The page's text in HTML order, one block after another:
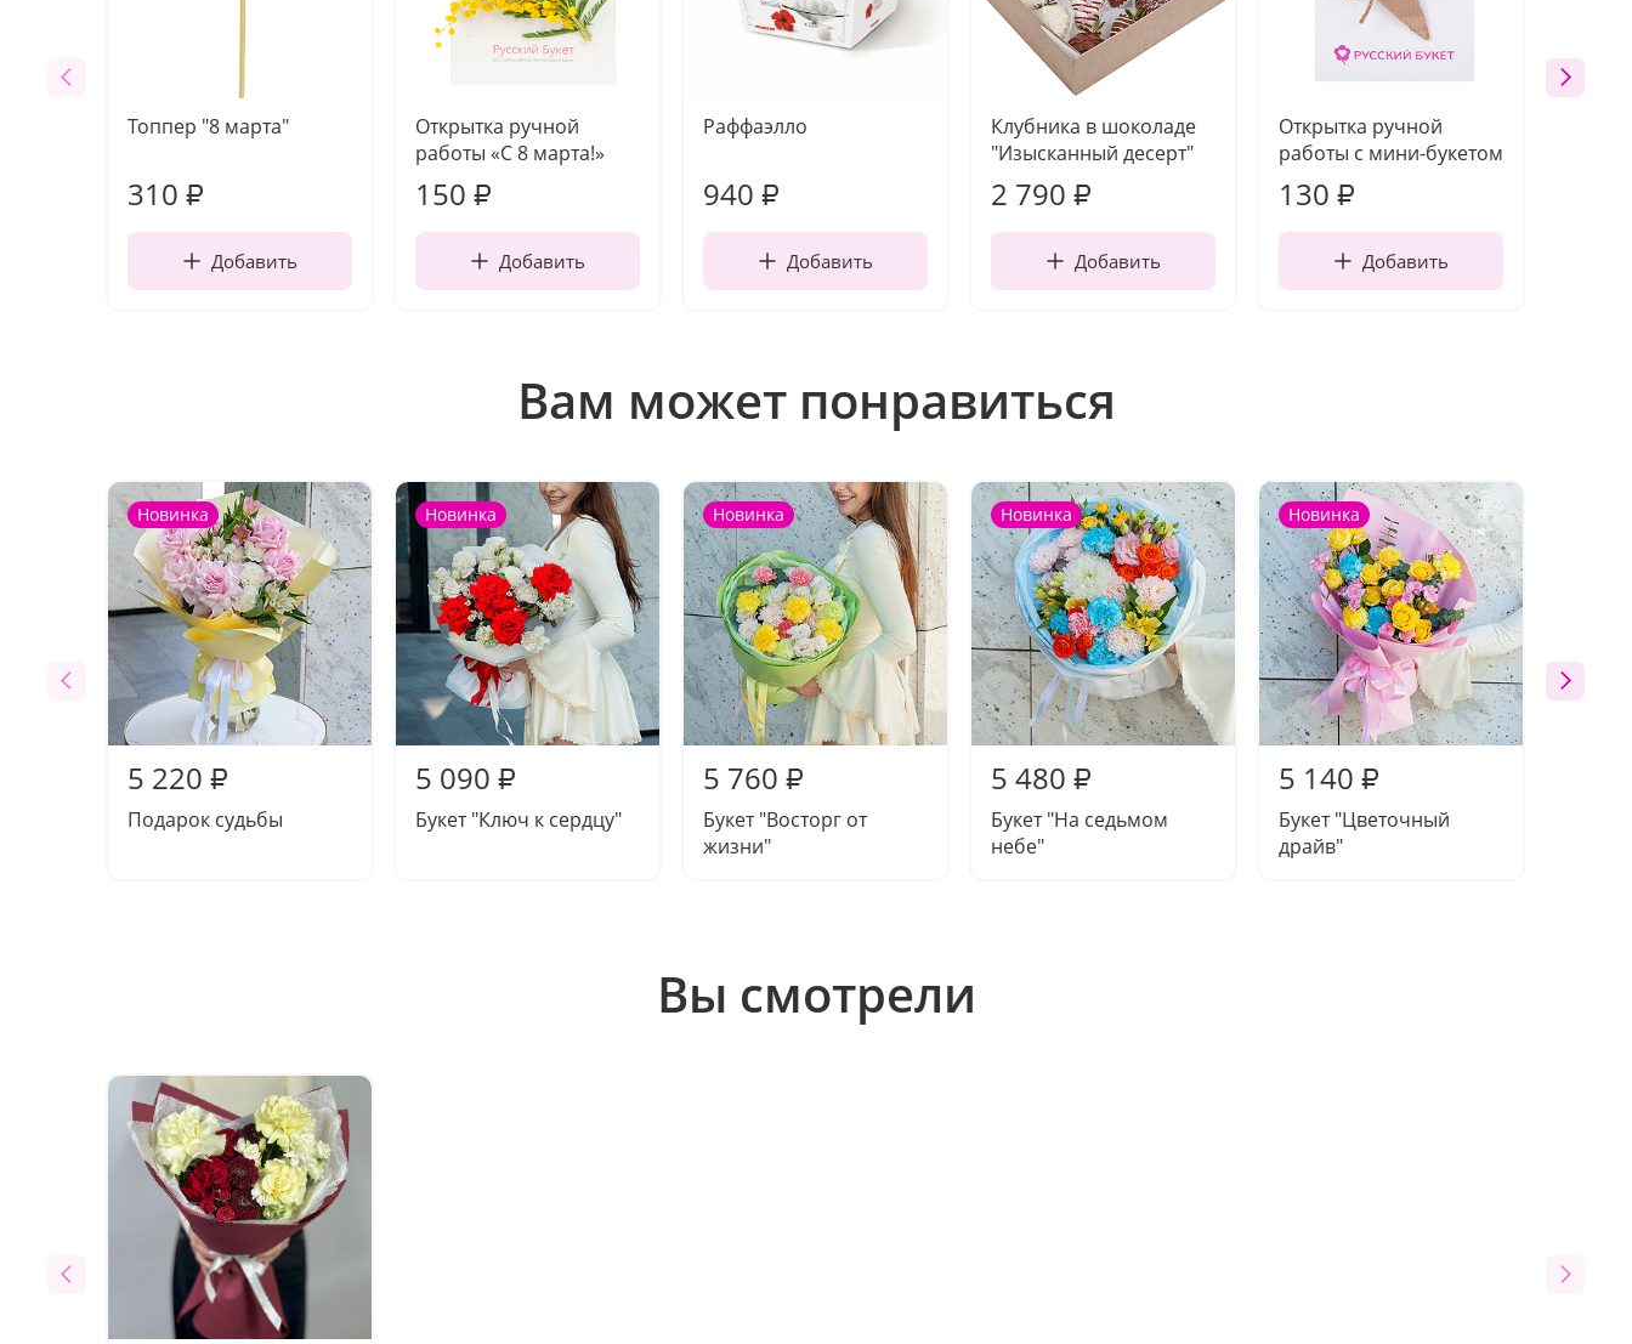
Топпер "8 марта"
310 ₽
Добавить
Открытка ручной
работы «С 8 марта!»
150 ₽
Добавить
Раффаэлло
940 ₽
Добавить
Клубника в шоколаде
"Изысканный десерт"
2 790 ₽
Добавить
Открытка ручной
работы с мини-букетом
130 ₽
Добавить
Вам может понравиться
Новинка
5 220 ₽
Подарок судьбы
Новинка
5 090 ₽
Букет "Ключ к сердцу"
Новинка
5 760 ₽
Букет "Восторг от
жизни"
Новинка
5 480 ₽
Букет "На седьмом
небе"
Новинка
5 140 ₽
Букет "Цветочный
драйв"
Вы смотрели